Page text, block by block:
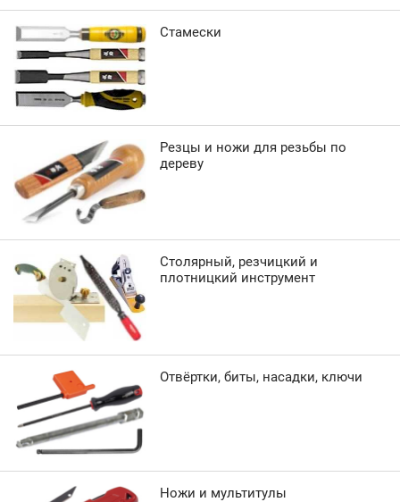
Стамески
Резцы и ножи для резьбы по
дереву
Столярный, резчицкий и
плотницкий инструмент
Отвёртки, биты, насадки, ключи
Ножи и мультитулы